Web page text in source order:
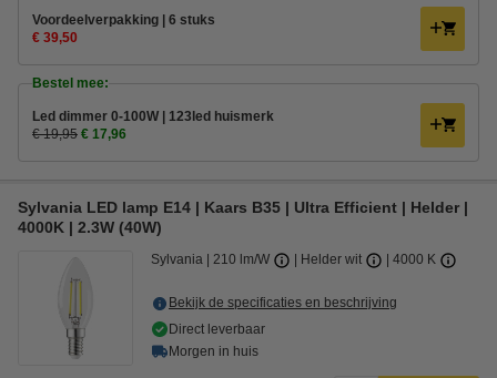
Voordeelverpakking | 6 stuks
€ 39,50
Bestel mee:
Led dimmer 0-100W | 123led huismerk
€ 19,95 € 17,96
Sylvania LED lamp E14 | Kaars B35 | Ultra Efficient | Helder |
4000K | 2.3W (40W)
Sylvania 210 lm/W Helder wit 4000 K
Bekijk de specificaties en beschrijving
Direct leverbaar
Morgen in huis